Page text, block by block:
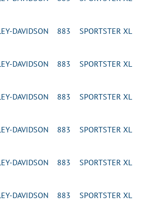
DAVIDSON 883 SPORTSTER XL
DAVIDSON 883 SPORTSTER XL
DAVIDSON 883 SPORTSTER XL
DAVIDSON 883 SPORTSTER XL
DAVIDSON 883 SPORTSTER XL
DAVIDSON 883 SPORTSTER XL